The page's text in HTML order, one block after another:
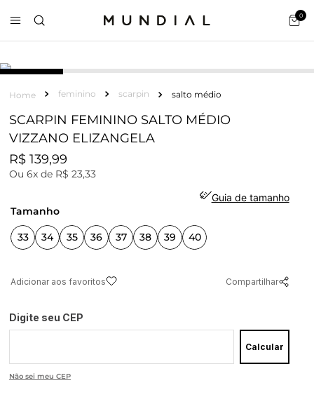
0
feminino scarpin salto médio
SCARPIN FEMININO SALTO MÉDIO
VIZZANO ELIZANGELA
R$ 139,99
Ou 6x de R$ 23,33
Guia de tamanho
tamanho
33 34 35 36 37 38 39 40
Compartilhar
Digite seu CEP
Calcular
Não sei meu CEP